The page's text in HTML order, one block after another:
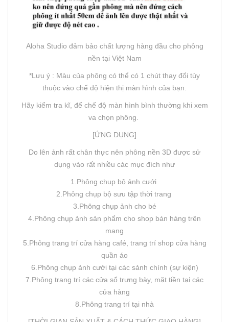
Aloha Studio đảm bảo chất lượng hàng đầu cho phông
nền tại Việt Nam
*Lưu ý : Màu của phông có thể có 1 chút thay đổi tùy
thuộc vào chế độ hiện thị màn hình của bạn.
Hãy kiểm tra kĩ, để chế độ màn hình bình thường khi xem
va chọn phông.
[ỨNG DỤNG]
Do lên ảnh rất chân thực nên phông nền 3D được sử
dụng vào rất nhiều các mục đích như
1.Phông chụp bộ ảnh cưới
2.Phông chụp bộ sưu tập thời trang
3.Phông chụp ảnh cho bé
4.Phông chụp ảnh sản phẩm cho shop bán hàng trên
mạng
5.Phông trang trí cửa hàng café, trang trí shop cửa hàng
quần áo
6.Phông chụp ảnh cưới tại các sảnh chính (sự kiện)
7.Phông trang trí các cửa sổ trưng bày, mặt tiền tại các
cửa hàng
8.Phông trang trí tại nhà